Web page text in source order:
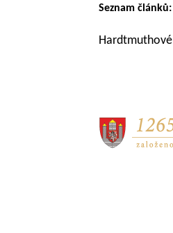
Seznam článků:
Hardtmuthové